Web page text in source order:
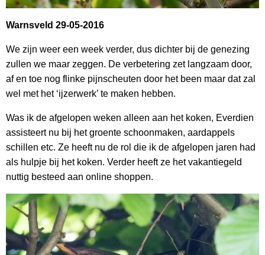
Warnsveld 29-05-2016
We zijn weer een week verder, dus dichter bij de genezing
zullen we maar zeggen. De verbetering zet langzaam door,
af en toe nog flinke pijnscheuten door het been maar dat zal
wel met het ‘ijzerwerk’ te maken hebben.
Was ik de afgelopen weken alleen aan het koken, Everdien
assisteert nu bij het groente schoonmaken, aardappels
schillen etc. Ze heeft nu de rol die ik de afgelopen jaren had
als hulpje bij het koken. Verder heeft ze het vakantiegeld
nuttig besteed aan online shoppen.